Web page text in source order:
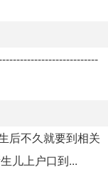
后不久就要到相关
儿上户口到...